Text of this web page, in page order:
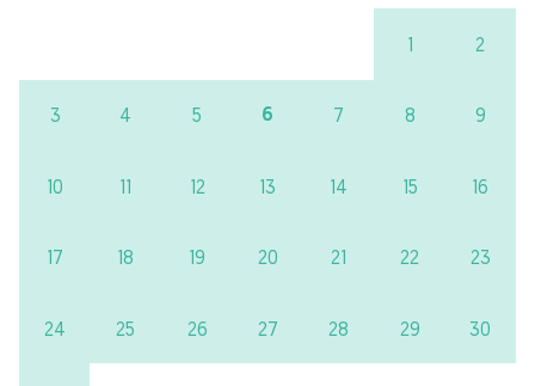
1 2
3 4 5 6 7 8 9
10 11 12 13 14 15 16
17 18 19 20 21 22 23
24 25 26 27 28 29 30